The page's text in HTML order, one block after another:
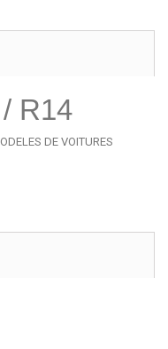
R14
DE VOITURES